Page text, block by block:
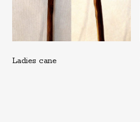
Ladies cane